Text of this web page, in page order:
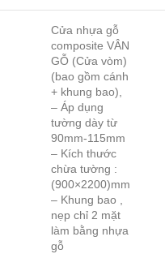
Cửa nhựa gỗ
composite VÂN
GỖ (Cửa vòm)
(bao gồm cánh
+ khung bao),
– Áp dụng
tường dày từ
90mm-115mm
– Kích thước
chừa tường :
(900×2200)mm
– Khung bao ,
nẹp chỉ 2 mặt
làm bằng nhựa
gỗ